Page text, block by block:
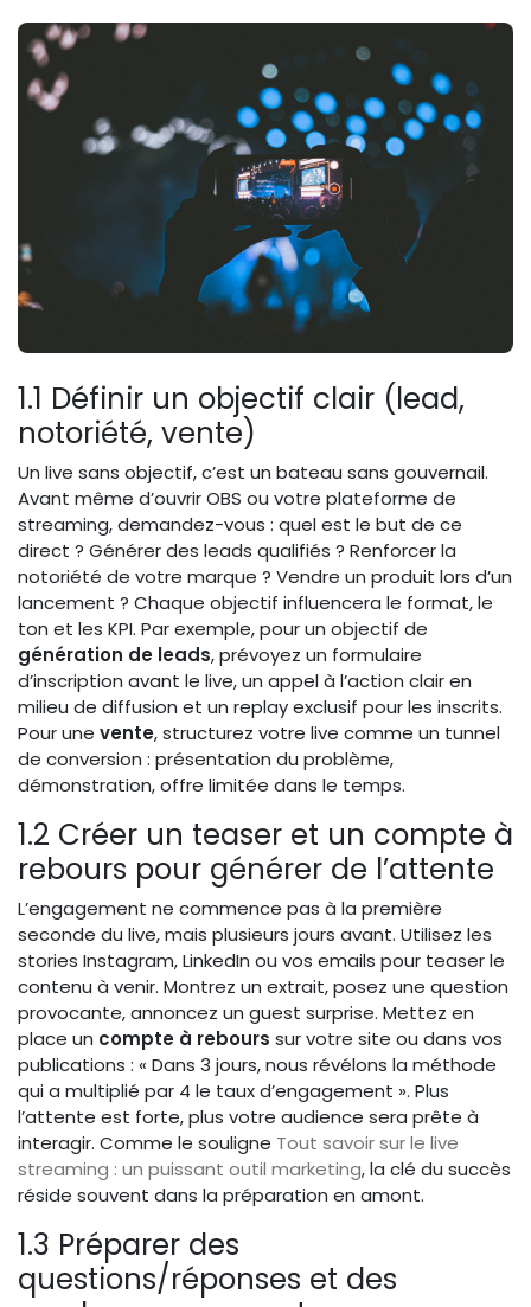
1.1 Définir un objectif clair (lead,
notoriété, vente)
Un live sans objectif, c’est un bateau sans gouvernail.
Avant même d’ouvrir OBS ou votre plateforme de
streaming, demandez-vous : quel est le but de ce
direct ? Générer des leads qualifiés ? Renforcer la
notoriété de votre marque ? Vendre un produit lors d’un
lancement ? Chaque objectif influencera le format, le
ton et les KPI. Par exemple, pour un objectif de
génération de leads, prévoyez un formulaire
d’inscription avant le live, un appel à l’action clair en
milieu de diffusion et un replay exclusif pour les inscrits.
Pour une vente, structurez votre live comme un tunnel
de conversion : présentation du problème,
démonstration, offre limitée dans le temps.
1.2 Créer un teaser et un compte à
rebours pour générer de l’attente
L’engagement ne commence pas à la première
seconde du live, mais plusieurs jours avant. Utilisez les
stories Instagram, LinkedIn ou vos emails pour teaser le
contenu à venir. Montrez un extrait, posez une question
provocante, annoncez un guest surprise. Mettez en
place un compte à rebours sur votre site ou dans vos
publications : « Dans 3 jours, nous révélons la méthode
qui a multiplié par 4 le taux d’engagement ». Plus
l’attente est forte, plus votre audience sera prête à
interagir. Comme le souligne Tout savoir sur le live
streaming : un puissant outil marketing, la clé du succès
réside souvent dans la préparation en amont.
1.3 Préparer des
questions/réponses et des